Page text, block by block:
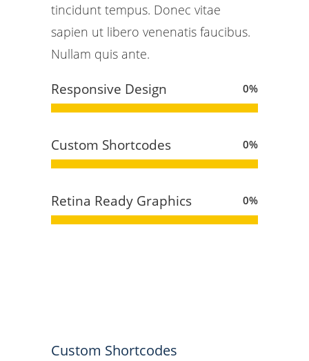
tincidunt tempus. Donec vitae
sapien ut libero venenatis faucibus.
Nullam quis ante.
Responsive Design 0%
Custom Shortcodes 0%
Retina Ready Graphics 0%
Custom Shortcodes